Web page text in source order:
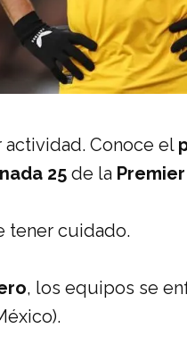
actividad. Conoce el
25 de la
tener cuidado.
, los equipos se